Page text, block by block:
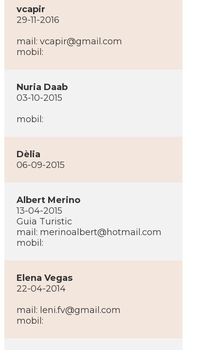
vcapir
29-11-2016
mail: vcapir@gmail.com
mobil:
Nuria Daab
03-10-2015
mobil:
Dèlia
06-09-2015
Albert Merino
13-04-2015
Guia Turistic
mail: merinoalbert@hotmail.com
mobil:
Elena Vegas
22-04-2014
mail: leni.fv@gmail.com
mobil: